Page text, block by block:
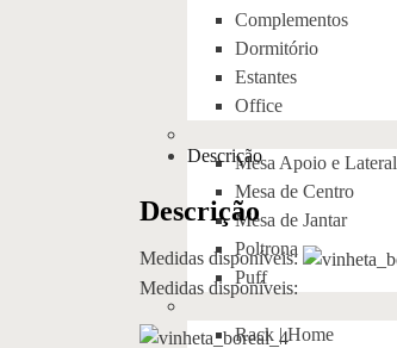
Complementos
Dormitório
Estantes
Office
Mesa Apoio e Lateral
Mesa de Centro
Mesa de Jantar
Poltrona
Puff
Rack | Home
Descrição
Descrição
Medidas disponíveis:
Medidas disponíveis: